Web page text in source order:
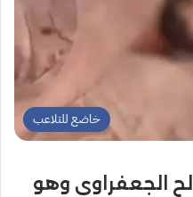
خاضع للتلاعب
الجعفراوي وهو